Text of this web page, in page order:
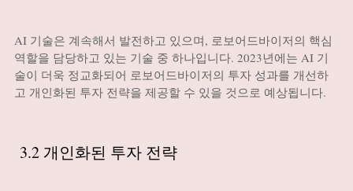
AI 기술은 계속해서 발전하고 있으며, 로보어드바이저의 핵심
역할을 담당하고 있는 기술 중 하나입니다. 2023년에는 AI 기
술이 더욱 정교화되어 로보어드바이저의 투자 성과를 개선하
고 개인화된 투자 전략을 제공할 수 있을 것으로 예상됩니다.
3.2 개인화된 투자 전략